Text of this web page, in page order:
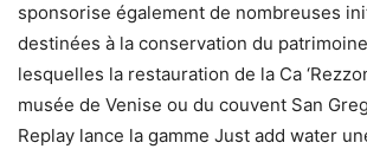
sponsorise également de nombreuses
destinées à la conservation du
lesquelles la restauration de la Ca
musée de Venise ou du couvent San
Replay lance la gamme Just add water